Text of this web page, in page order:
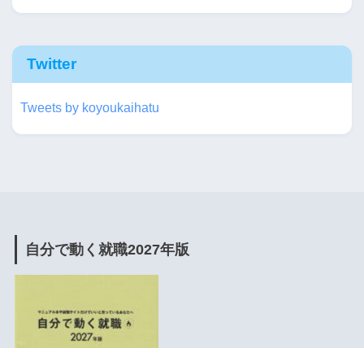
Twitter
Tweets by koyoukaihatu
自分で動く就職2027年版